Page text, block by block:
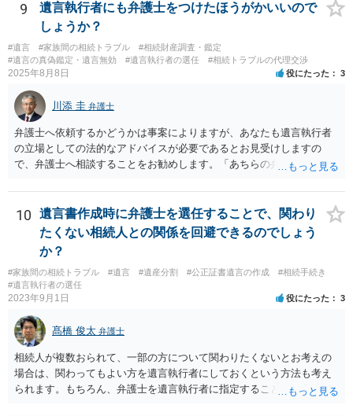
9
遺言執行者にも弁護士をつけたほうがかいいので
しょうか？
#遺言 #家族間の相続トラブル
#相続財産調査・鑑定
#遺言の真偽鑑定・遺言無効
#遺言執行者の選任 #相続トラブルの代理交渉
2025年8月8日 役にたった 3
川添 圭 弁護士
弁護士へ依頼するかどうかは事案によりますが、あなたも遺言執行者
の立場としての法的なアドバイスが必要であるとお見受けしますの
で、弁護士へ相談することをお勧めします。「あちらの弁護士」（元
誘導しかしてこないと思います。
10
遺言書作成時に弁護士を選任することで、関わり
たくない相続人との関係を回避できるのでしょう
か？
#家族間の相続トラブル #遺言 #遺産分割 #公正証書遺言の作成
#相続手続き
#遺言執行者の選任
2023年9月1日 役にたった 3
髙橋 俊太 弁護士
相続人が複数おられて、一部の方について関わりたくないとお考えの
場合は、関わってもよい方を遺言執行者にしておくという方法も考え
られます。もちろん、弁護士を遺言執行者に指定することもできます